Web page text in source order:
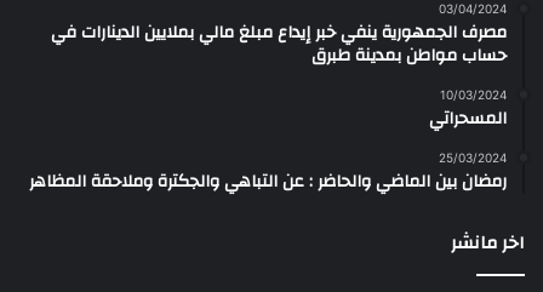
03/04/2024
مصرف الجمهورية ينفي خبر إيداع مبلغ مالي بملايين الدينارات في
حساب مواطن بمدينة طبرق
10/03/2024
المسحراتي
25/03/2024
رمضان بين الماضي والحاضر : عن التباهي والجكترة وملاحقة المظاهر
اخر مانشر